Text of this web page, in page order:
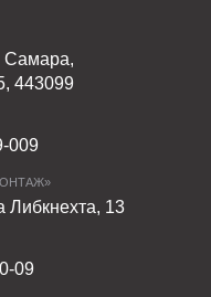
Самара,
443099
009
Либкнехта, 13
09